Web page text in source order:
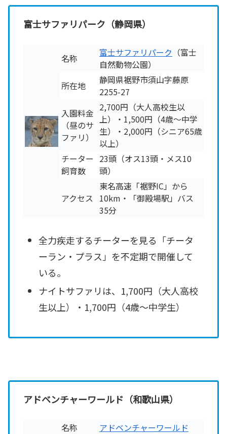
富士サファリパーク（静岡県）
名称 富士サファリパーク （富士
自然動物公園）
所在地
静岡県裾野市須山字藤原
2255-27
入園料金
（昼のサ
ファリ）
2,700円（大人高校生以
上）・1,500円（4歳～中学
生）・2,000円（シニア65歳
以上）
チーター
飼育数
23頭（オス13頭・メス10
頭）
アクセス
東名高速「裾野IC」から
10km・「御殿場駅」バス
35分
全力疾走するチーターを見る「チータ
ーラン・プラス」を不定期で開催して
いる。
ナイトサファリは、1,700円（大人高校
生以上）・1,700円（4歳～中学生）
アドベンチャーワールド（和歌山県）
名称
アドベンチャーワールド